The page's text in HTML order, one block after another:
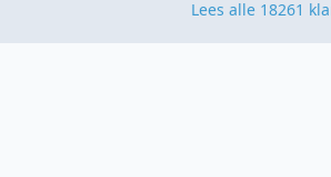
Lees alle 18261